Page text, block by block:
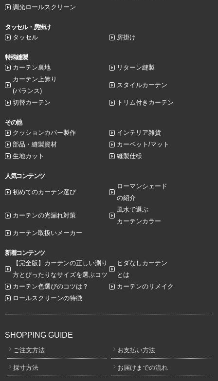
調光ロールスクリーン
タッセル・房掛け
タッセル
房掛け
特殊縫製
カーテン裏地
リターン縫製
カーテン上飾り
(バランス)
スタイルカーテン
切替カーテン トリム付きカーテン
その他
クッションカバー製作
インテリア雑貨
部品・縫製資材
カーペット/マット
生地カット
縫製仕様
人気コンテンツ
初めてのカーテン選び
ローマンシェード
の紹介
カーテンの光漏れ対策
風水で選ぶ
カーテンカラー
カーテン取扱いメーカー
新着コンテンツ
【完全版】カーテンの正しい測り
方とぴったりなサイズを選ぶコツ
ヒダなしカーテン
とは
カーテン色選びのコツは？
カーテンのリメイク
ロールスクリーンの特徴
SHOPPING GUIDE
ご注文方法 お支払い方法
採寸方法 お届けまでの流れ